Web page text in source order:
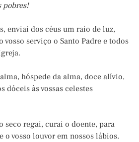
pobres!
enviai dos céus um raio de luz,
vosso serviço o Santo Padre e todos
hóspede da alma, doce alívio,
dóceis às vossas celestes
seco regai, curai o doente, para
o vosso louvor em nossos lábios.